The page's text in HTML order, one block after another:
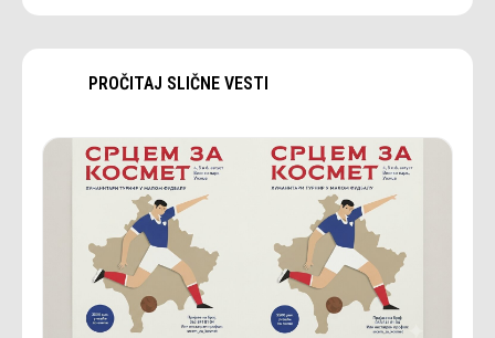
PROČITAJ SLIČNE VESTI